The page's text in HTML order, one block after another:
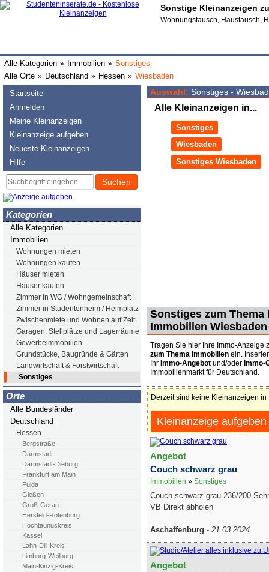
Sonstige Kleinanzeigen
Wohnungstausch, Haustausch,
Alle Kategorien » Immobilien » Sonstiges
Alle Orte » Deutschland » Hessen » Wiesbaden
Startseite
Anmelden
Meine Kleinanzeigen
Kleinanzeige aufgeben
Neueste Kleinanzeigen
Hilfe
Suchen
Kategorien
Alle Kategorien
Immobilien
Wohnungen mieten
Wohnungen kaufen
Häuser mieten
Häuser kaufen
Zimmer in WG / Wohngemeinschaft
Zimmer in Studentenheim / Heimplatz
Zwischenmiete und Wohnen auf Zeit
Garagen, Stellplätze und Lagerräume
Gewerbeimmobilien
Grundstücke, Baugründe & Gärten
Landwirtschaft & Forstwirtschaft
Sonstiges
Orte
Alle Bundesländer
Deutschland
Hessen
Bergstraße
Darmstadt
Darmstadt-Dieburg
Frankfurt am Main
Fulda
Gießen
Groß-Gerau
Hersfeld-Rotenburg
Hochtaunuskreis
Kassel
Lahn-Dill-Kreis
Limburg-Weilburg
Main-Kinzig-Kreis
Auswahl: Sonstiges -
Alle Kleinanzeigen in...
Sonstiges
Wiesbaden
Sonstiges Wiesbaden
Sonstiges zum Thema
Immobilien Wiesbaden
Tragen Sie hier Ihre Immo-Anzeige
zum Thema Immobilien ein.
Ihr Immo-Angebot und/oder Immo-
Immobilienmarkt für Deutschland.
Derzeit sind keine Kleinanzeigen in
Kleinanzeige
Angebot
Couch schwarz grau
Immobilien » Sonstiges
Couch schwarz grau 236/200
VB Direkt abholen
Aschaffenburg - 21.03.2024
Angebot